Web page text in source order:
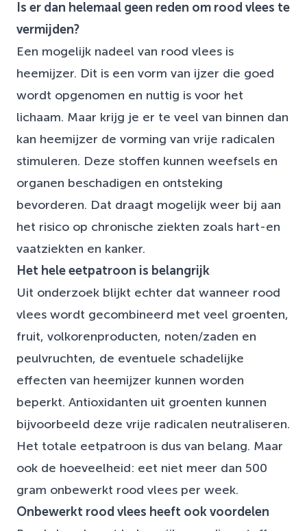
Is er dan helemaal geen reden om rood vlees te
vermijden?
Een mogelijk nadeel van rood vlees is
heemijzer. Dit is een vorm van ijzer die goed
wordt opgenomen en nuttig is voor het
lichaam. Maar krijg je er te veel van binnen dan
kan heemijzer de vorming van vrije radicalen
stimuleren. Deze stoffen kunnen weefsels en
organen beschadigen en ontsteking
bevorderen. Dat draagt mogelijk weer bij aan
het risico op chronische ziekten zoals hart-en
vaatziekten en kanker.
Het hele eetpatroon is belangrijk
Uit onderzoek blijkt echter dat wanneer rood
vlees wordt gecombineerd met veel groenten,
fruit, volkorenproducten, noten/zaden en
peulvruchten, de eventuele schadelijke
effecten van heemijzer kunnen worden
beperkt. Antioxidanten uit groenten kunnen
bijvoorbeeld deze vrije radicalen neutraliseren.
Het totale eetpatroon is dus van belang. Maar
ook de hoeveelheid: eet niet meer dan 500
gram onbewerkt rood vlees per week.
Onbewerkt rood vlees heeft ook voordelen